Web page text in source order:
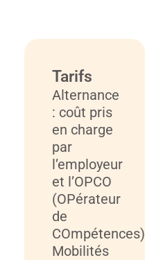
Tarifs
Alternance
: coût pris
en charge
par
l’employeur
et l’OPCO
(OPérateur
de
COmpétences)
Mobilités